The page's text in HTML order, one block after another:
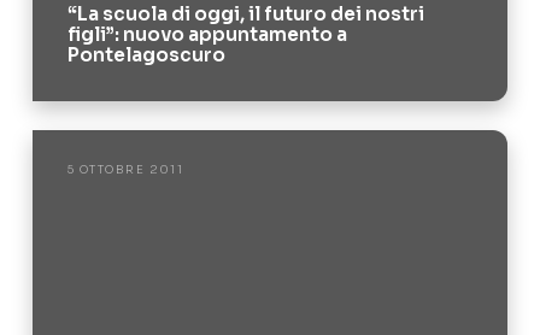
“La scuola di oggi, il futuro dei nostri
figli”: nuovo appuntamento a
Pontelagoscuro
5 OTTOBRE 2011